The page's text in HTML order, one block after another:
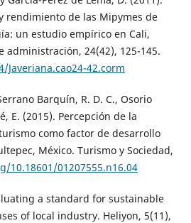
rendimiento de las Mipymes de
un estudio empírico en Cali,
administración, 24(42), 125-145.
42.corm
Barquín, R. D. C., Osorio
E. (2015). Percepción de la
como factor de desarrollo
México. Turismo y Sociedad,
10.18601/01207555.n16.04
a standard for sustainable
of local industry. Heliyon, 5(11),